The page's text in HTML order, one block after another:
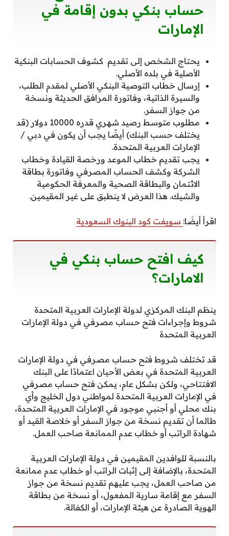
حساب بنكي بدون إقامة في
الإمارات
يحتاج الشخص إلى تقديم كشوف الحسابات البنكية
الأصلية في بلده الأصلي.
إرسال خطاب التوصية البنكي الأصلي لمقدم الطلب،
والسيرة الذاتية، وفاتورة المرافق الحديثة ونسخة
من جواز السفر.
مطلوب متوسط ​​رصيد شهري قدره 10000 دولار (قد
يختلف حسب البنك) أيضًا يجب أن يكون في دبي /
الإمارات العربية المتحدة.
يجب تقديم خطاب الموعد ورخصة القيادة وخطاب
الشركة وكشف الحساب المصرفي وفاتورة بطاقة
الائتمان والبطاقة الصحية والمعرفة الحكومية
والشيك. هذا العرض لا ينطبق على غير المقيمين.
اقرأ أيضَا: سويفت كود البنوك السعودية
كيف افتح حساب بنكي في
الامارات؟
ينظم البنك المركزي لدولة الإمارات العربية المتحدة
شروط وإجراءات فتح حساب مصرفي في دولة الإمارات
العربية المتحدة
قد تختلف شروط فتح حساب مصرفي في دولة الإمارات
العربية المتحدة في بعض الأحيان اعتمادًا على البنك
الافتتاحي، ولكن بشكل عام، يمكن فتح حساب مصرفي
في الإمارات العربية المتحدة لمواطني دول الخليج وأي
بنك محلي أو أجنبي موجود في الإمارات العربية المتحدة،
طالما أن تقديم نسخة من جواز السفر أو خلاصة القيد أو
شهادة الراتب أو خطاب عدم الممانعة صاحب العمل.
بالنسبة للوافدين المقيمين في دولة الإمارات العربية
المتحدة، بالإضافة إلى إثبات الراتب أو خطاب عدم ممانعة
من صاحب العمل، يجب عليهم تقديم نسخة من جواز
السفر مع إقامة سارية المفعول، أو نسخة من بطاقة
الهوية الصادرة عن هيئة الإمارات، أو الكفالة.